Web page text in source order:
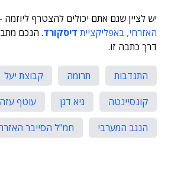
יש לציין שגם אתם יכולים להצטרף ליוזמה
האזרחי, באפליקציית דיסקורד. הנכם
דרך כתבה זו.
התנדבות תרומה קבוצת יעל
קונסיינטה
גיא דגן
עוטף עזה
הנגב המערבי
חמ"ל הסייבר